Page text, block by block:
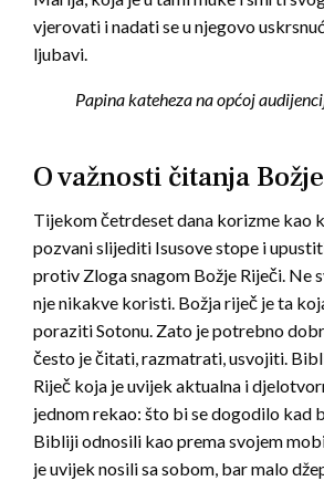
vjerovati i nadati se u njegovo
ljubavi.
Papina kateheza na općoj
O važnosti čitanja
Tijekom četrdeset dana korizme kao
pozvani slijediti Isusove stope i
protiv Zloga snagom Božje Riječi. Ne
nje nikakve koristi. Božja riječ je ta
poraziti Sotonu. Zato je potrebno
često je čitati, razmatrati, usvojiti.
Riječ koja je uvijek aktualna i
jednom rekao: što bi se dogodilo kad
Bibliji odnosili kao prema svojem
je uvijek nosili sa sobom, bar malo